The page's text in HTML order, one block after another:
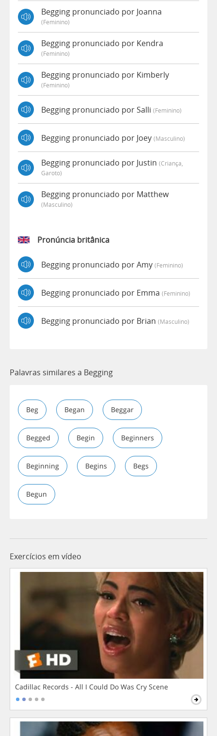
Begging pronunciado por Joanna
(feminino)
Begging pronunciado por Kendra
(feminino)
Begging pronunciado por Kimberly
(feminino)
Begging pronunciado por Salli (feminino)
Begging pronunciado por Joey (masculino)
Begging pronunciado por Justin (criança,
Garoto)
Begging pronunciado por Matthew
(masculino)
Pronúncia britânica
Begging pronunciado por Amy (feminino)
Begging pronunciado por Emma (feminino)
Begging pronunciado por Brian (masculino)
Palavras similares a Begging
Beg Began Beggar
Begged Begin Beginners
Beginning Begins Begs
Begun
Exercícios em vídeo
Cadillac Records - All I Could Do Was Cry Scene